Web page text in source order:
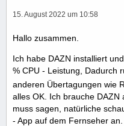
15. August 2022 um 10:58
Hallo zusammen.
Ich habe DAZN installiert
% CPU - Leistung, Dadurch
anderen Übertagungen wie
alles OK. Ich brauche
muss sagen, natürliche
- App auf dem Fernseher